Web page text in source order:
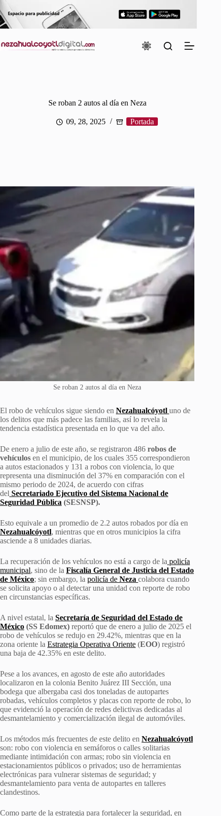
Saltar
al
contenido
Se roban 2 autos al día en Neza
09, 28, 2025 Portada
Se roban 2 autos al día en Neza
El robo de vehículos sigue siendo en Nezahualcóyotl uno de
los delitos que más padece las familias, así lo revela la
tendencia estadística presentada en lo que va del año.
De enero a julio de este año, se registraron 486 robos de
vehículos en el municipio, de los cuales 355 correspondieron
a autos estacionados y 131 a robos con violencia, lo que
representa una disminución del 37% en comparación con el
mismo periodo de 2024, de acuerdo con cifras
del Secretariado Ejecutivo del Sistema Nacional de
Seguridad Pública (SESNSP).
Esto equivale a un promedio de 2.2 autos robados por día en
Nezahualcóyotl, mientras que en otros municipios la cifra
asciende a 8 unidades diarias.
La recuperación de los vehículos no está a cargo de la policía
municipal, sino de la Fiscalía General de Justicia del Estado
de México; sin embargo, la policía de Neza colabora cuando
se solicita apoyo o al detectar una unidad con reporte de robo
en circunstancias específicas.
A nivel estatal, la Secretaría de Seguridad del Estado de
México (SS Edomex) reportó que de enero a julio de 2025 el
robo de vehículos se redujo en 29.42%, mientras que en la
zona oriente la Estrategia Operativa Oriente (EOO) registró
una baja de 42.35% en este delito.
Pese a los avances, en agosto de este año autoridades
localizaron en la colonia Benito Juárez III Sección, una
bodega que albergaba casi dos toneladas de autopartes
robadas, vehículos completos y placas con reporte de robo, lo
que evidenció la operación de redes delictivas dedicadas al
desmantelamiento y comercialización ilegal de automóviles.
Los métodos más frecuentes de este delito en Nezahualcóyotl
son: robo con violencia en semáforos o calles solitarias
mediante intimidación con armas; robo sin violencia en
estacionamientos públicos o privados; uso de herramientas
electrónicas para vulnerar sistemas de seguridad; y
desmantelamiento para venta de autopartes en talleres
clandestinos.
Como parte de la estrategia para fortalecer la seguridad, en